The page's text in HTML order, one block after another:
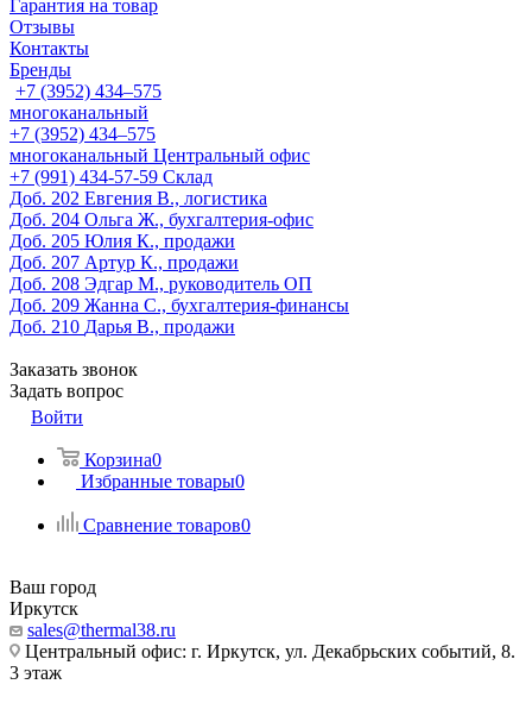
Гарантия на товар
Отзывы
Контакты
Бренды
+7 (3952) 434‒575
многоканальный
+7 (3952) 434‒575
многоканальный Центральный офис
‎+7 (991) 434-57-59 Склад
Доб. 202 Евгения В., логистика
Доб. 204 Ольга Ж., бухгалтерия-офис
Доб. 205 Юлия К., продажи
Доб. 207 Артур К., продажи
Доб. 208 Эдгар М., руководитель ОП
Доб. 209 Жанна С., бухгалтерия-финансы
Доб. 210 Дарья В., продажи
Заказать звонок
Задать вопрос
Войти
Корзина0
Избранные товары0
Сравнение товаров0
Ваш город
Иркутск
sales@thermal38.ru
Центральный офис: г. Иркутск, ул. Декабрьских событий, 8.
3 этаж